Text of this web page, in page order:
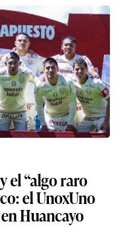
el “algo raro
el UnoxUno
Huancayo